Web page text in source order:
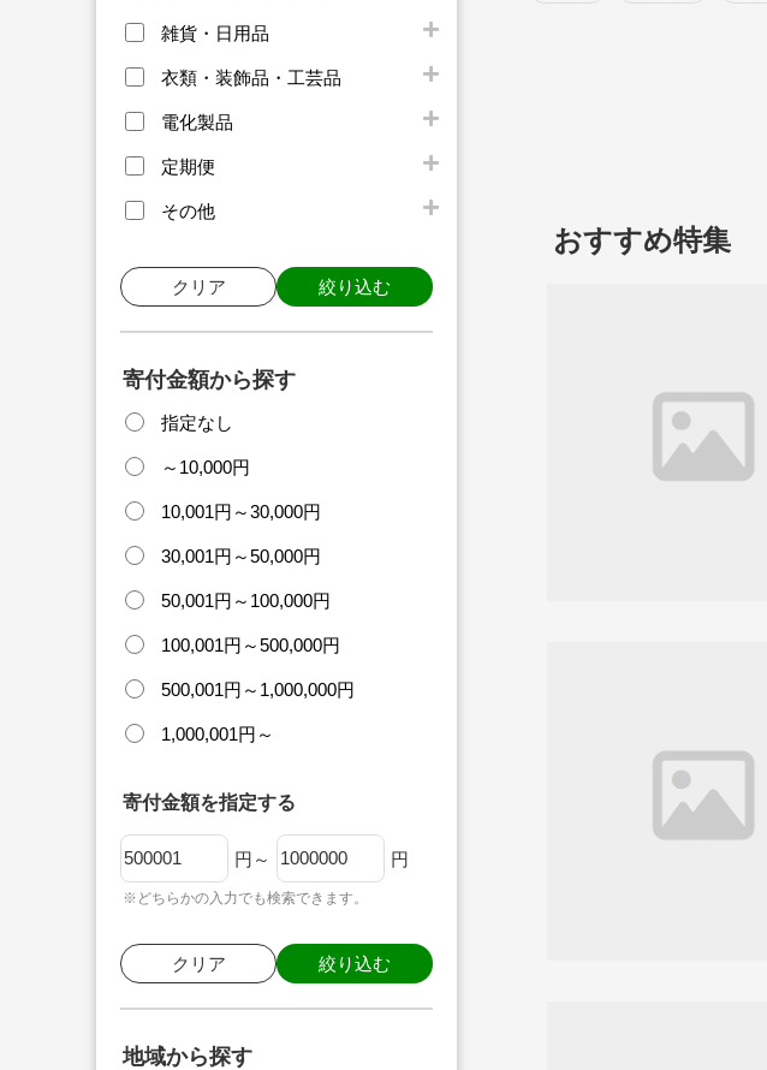
雑貨・日用品
衣類・装飾品・工芸品
電化製品
定期便
その他
クリア 絞り込む
寄付金額から探す
指定なし
～10,000円
10,001円～30,000円
30,001円～50,000円
50,001円～100,000円
100,001円～500,000円
500,001円～1,000,000円
1,000,001円～
寄付金額を指定する
円～ 円
※どちらかの入力でも検索できます。
クリア 絞り込む
地域から探す
おすすめ特集